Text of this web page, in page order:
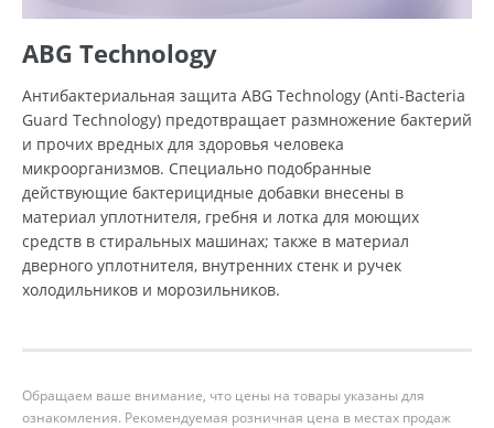
ABG Technology
Антибактериальная защита ABG Technology (Anti-Bacteria
Guard Technology) предотвращает размножение бактерий
и прочих вредных для здоровья человека
микроорганизмов. Специально подобранные
действующие бактерицидные добавки внесены в
материал уплотнителя, гребня и лотка для моющих
средств в стиральных машинах; также в материал
дверного уплотнителя, внутренних стенк и ручек
холодильников и морозильников.
Обращаем ваше внимание, что цены на товары указаны для
ознакомления. Рекомендуемая розничная цена в местах продаж